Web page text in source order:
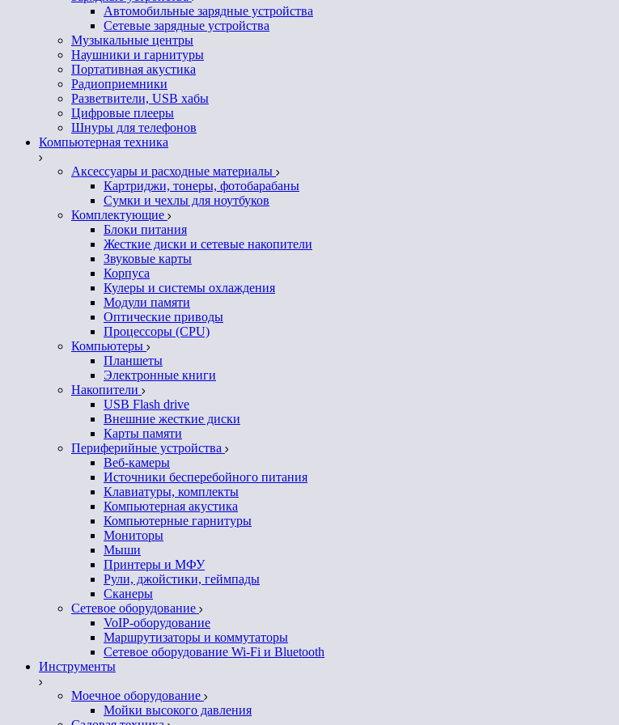
Автомобильные зарядные устройства
Сетевые зарядные устройства
Музыкальные центры
Наушники и гарнитуры
Портативная акустика
Радиоприемники
Разветвители, USB хабы
Цифровые плееры
Шнуры для телефонов
Компьютерная техника
Аксессуары и расходные материалы
Картриджи, тонеры, фотобарабаны
Сумки и чехлы для ноутбуков
Комплектующие
Блоки питания
Жесткие диски и сетевые накопители
Звуковые карты
Корпуса
Кулеры и системы охлаждения
Модули памяти
Оптические приводы
Процессоры (CPU)
Компьютеры
Планшеты
Электронные книги
Накопители
USB Flash drive
Внешние жесткие диски
Карты памяти
Периферийные устройства
Веб-камеры
Источники бесперебойного питания
Клавиатуры, комплекты
Компьютерная акустика
Компьютерные гарнитуры
Мониторы
Мыши
Принтеры и МФУ
Рули, джойстики, геймпады
Сканеры
Сетевое оборудование
VoIP-оборудование
Маршрутизаторы и коммутаторы
Сетевое оборудование Wi-Fi и Bluetooth
Инструменты
Моечное оборудование
Мойки высокого давления